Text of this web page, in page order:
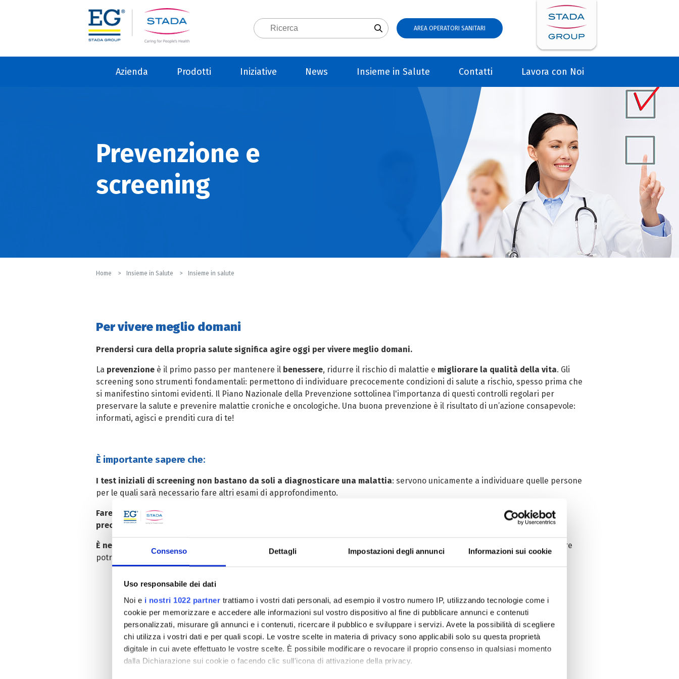
Consenso Dettagli Impostazioni degli annunci Informazioni sui cookie
Uso responsabile dei dati
Noi e i nostri 1022 partner trattiamo i vostri dati personali, ad esempio il vostro numero IP, utilizzando tecnologie come i
cookie per memorizzare e accedere alle informazioni sul vostro dispositivo al fine di pubblicare annunci e contenuti
personalizzati, misurare gli annunci e i contenuti, ricercare il pubblico e sviluppare i servizi. Avete la possibilità di scegliere
chi utilizza i vostri dati e per quali scopi. Le vostre scelte in materia di privacy sono applicabili solo su questa proprietà
digitale in cui avete effettuato le vostre scelte. È possibile modificare o revocare il proprio consenso in qualsiasi momento
dalla Dichiarazione sui cookie o facendo clic sull'icona di attivazione della privacy.
AREA OPERATORI SANITARI
Azienda Prodotti Iniziative News Insieme in Salute Contatti Lavora con Noi
Prevenzione e
screening
Home Insieme in Salute Insieme in salute
Per vivere meglio domani
Prendersi cura della propria salute significa agire oggi per vivere meglio domani.
La prevenzione è il primo passo per mantenere il benessere, ridurre il rischio di malattie e migliorare la qualità della vita. Gli
screening sono strumenti fondamentali: permettono di individuare precocemente condizioni di salute a rischio, spesso prima che
si manifestino sintomi evidenti. Il Piano Nazionale della Prevenzione sottolinea l'importanza di questi controlli regolari per
preservare la salute e prevenire malattie croniche e oncologiche. Una buona prevenzione è il risultato di un’azione consapevole:
informati, agisci e prenditi cura di te!
È importante sapere che:
I test iniziali di screening non bastano da soli a diagnosticare una malattia: servono unicamente a individuare quelle persone
per le quali sarà necessario fare altri esami di approfondimento.
Fare un test di screening
permette di intervenire
precocementee in modo meno traumatico, offrendo migliori possibilità di terapia e maggiore probabilità di guarigione.
È necessario ripetere i controlli periodicamente
, perché, anche se al momento del test la malattia non è presente, un tumore
potrebbe sempre svilupparsi successivamente.
Non aspettare! Prenota il tuo screening oggi stesso: la salute è il tuo bene più prezioso.
Parlane con il tuo medico o il tuo farmacista di fiducia e scopri quali controlli sono più adatti a te!